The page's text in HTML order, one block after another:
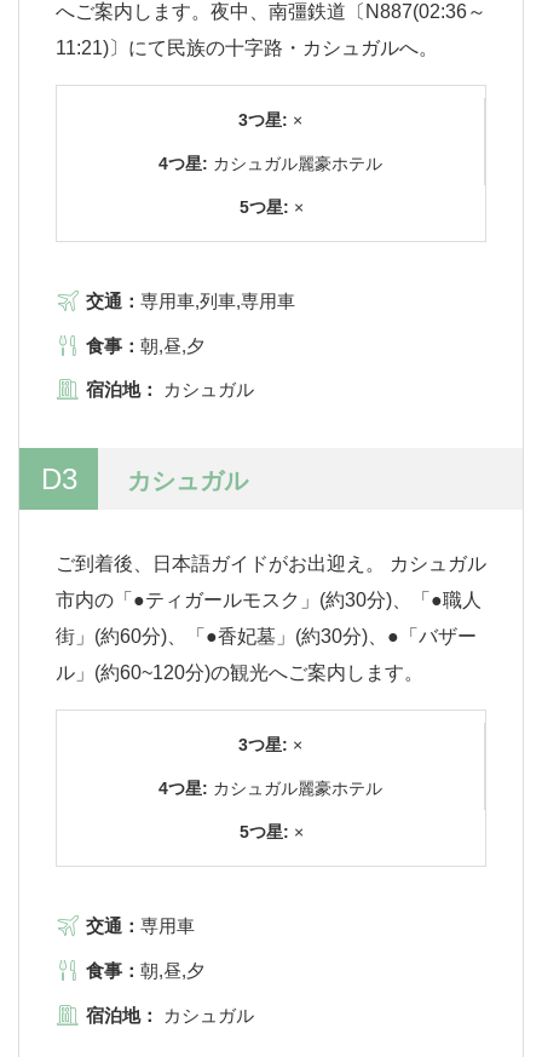
へご案内します。夜中、南彊鉄道〔N887(02:36～
11:21)〕にて民族の十字路・カシュガルへ。
3つ星: ×
4つ星: カシュガル麗豪ホテル
5つ星: ×
交通： 専用車,列車,専用車
食事： 朝,昼,夕
宿泊地： カシュガル
D3 カシュガル
ご到着後、日本語ガイドがお出迎え。 カシュガル
市内の「●ティガールモスク」(約30分)、「●職人
街」(約60分)、「●香妃墓」(約30分)、●「バザー
ル」(約60~120分)の観光へご案内します。
3つ星: ×
4つ星: カシュガル麗豪ホテル
5つ星: ×
交通： 専用車
食事： 朝,昼,夕
宿泊地： カシュガル